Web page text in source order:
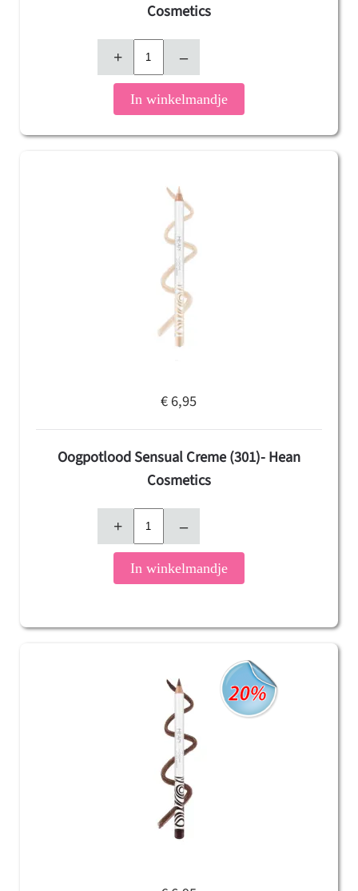
Cosmetics
+ –
In winkelmandje
€ 6,95
Oogpotlood Sensual Creme (301)- Hean
Cosmetics
+ –
In winkelmandje